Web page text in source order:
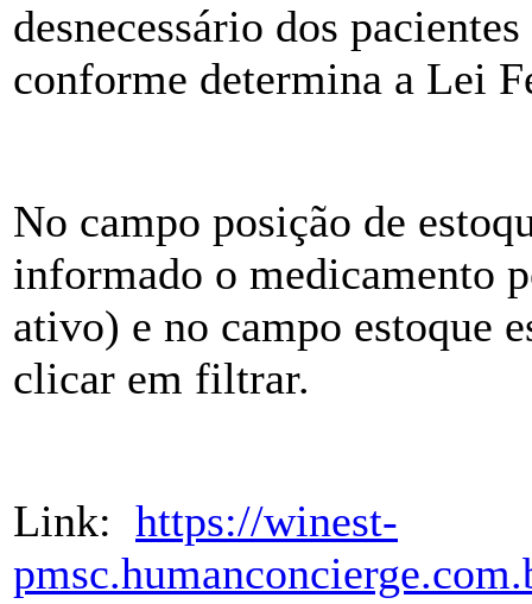
desnecessário dos
conforme determina a Lei
No campo posição de
informado o medicamento
ativo) e no campo estoque
clicar em filtrar.
Link: https://winest-